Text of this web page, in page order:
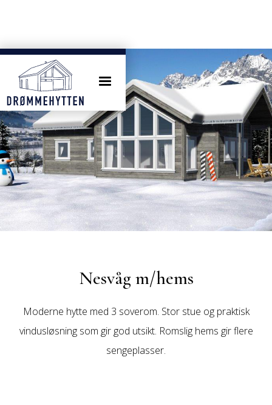
Nesvåg m/hems
Moderne hytte med 3 soverom. Stor stue og praktisk
vindusløsning som gir god utsikt. Romslig hems gir flere
sengeplasser.